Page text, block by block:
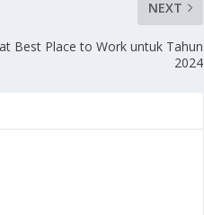
NEXT
Best Place to Work untuk Tahun
2024